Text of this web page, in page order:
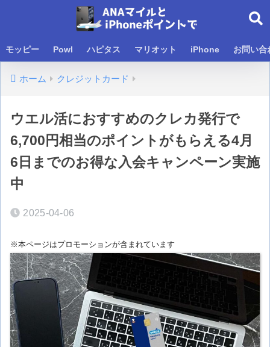
モッピー Powl ハピタス マリオット iPhone お問い合
ホーム クレジットカード
ウエル活におすすめのクレカ発行で
6,700円相当のポイントがもらえる4月
6日までのお得な入会キャンペーン実施
中
2025-04-06
※本ページはプロモーションが含まれています